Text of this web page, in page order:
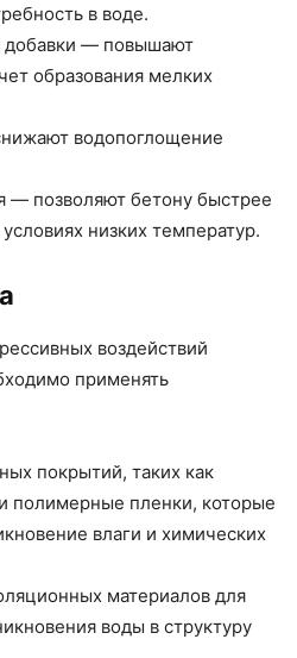
в воде.
добавки — повышают
образования мелких
водопоглощение
— позволяют бетону быстрее
низких температур.
воздействий
применять
покрытий, таких как
полимерные пленки, которые
влаги и химических
материалов для
воды в структуру